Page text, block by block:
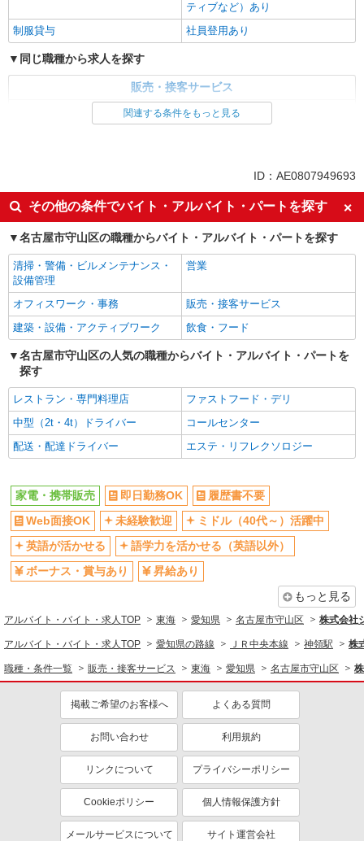
ティブなど）あり
制服貸与
社員登用あり
同じ職種から求人を探す
販売・接客サービス
英語が活かせる
ボーナス・賞与あり
車通勤OK
交通費支給
社会保険あり
社員登用あり
関連する条件をもっと見る
ID：AE0807949693
その他の条件でバイト・アルバイト・パートを探す
名古屋市守山区の職種からバイト・アルバイト・パートを探す
清掃・警備・ビルメンテナンス・
設備管理
営業
オフィスワーク・事務
販売・接客サービス
建築・設備・アクティブワーク
飲食・フード
名古屋市守山区の人気の職種からバイト・アルバイト・パートを
探す
レストラン・専門料理店
ファストフード・デリ
中型（2t・4t）ドライバー
コールセンター
配送・配達ドライバー
エステ・リフレクソロジー
家電・携帯販売 即日勤務OK
履歴書不要
Web面接OK
未経験歓迎
ミドル（40代～）活躍中
英語が活かせる
語学力を活かせる（英語以外）
ボーナス・賞与あり
昇給あり
もっと見る
アルバイト・バイト・求人TOP 東海 愛知県 名古屋市守山区 株式会社
アルバイト・バイト・求人TOP 愛知県の路線 ＪＲ中央本線 神領駅 株
職種・条件一覧 販売・接客サービス 東海 愛知県 名古屋市守山区
掲載ご希望のお客様へ よくある質問
お問い合わせ 利用規約
リンクについて プライバシーポリシー
Cookieポリシー 個人情報保護方針
メールサービスについて サイト運営会社